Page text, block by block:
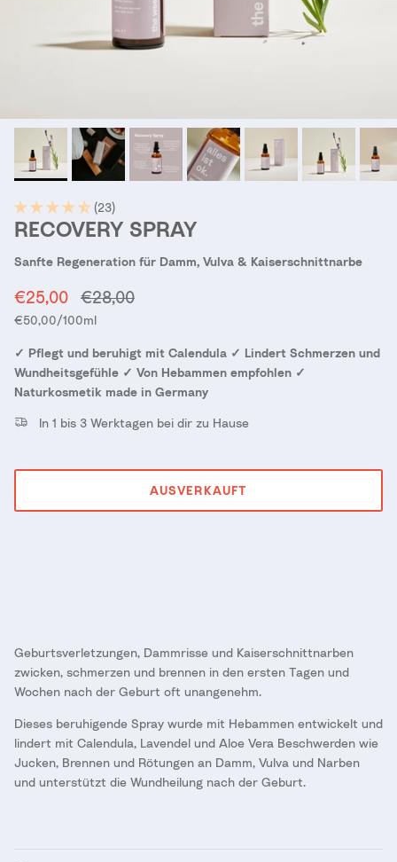
(23)
RECOVERY SPRAY
Sanfte Regeneration für Damm, Vulva & Kaiserschnittnarbe
Verkaufspreis
€25,00 Normaler Preis
€28,00
Grundpreis
€50,00/100ml
✓ Pflegt und beruhigt mit Calendula ✓ Lindert Schmerzen und
Wundheitsgefühle ✓ Von Hebammen empfohlen ✓
Naturkosmetik made in Germany
In 1 bis 3 Werktagen bei dir zu Hause
AUSVERKAUFT
Geburtsverletzungen, Dammrisse und Kaiserschnittnarben
zwicken, schmerzen und brennen in den ersten Tagen und
Wochen nach der Geburt oft unangenehm.
Dieses beruhigende Spray wurde mit Hebammen entwickelt und
lindert mit Calendula, Lavendel und Aloe Vera Beschwerden wie
Jucken, Brennen und Rötungen an Damm, Vulva und Narben
und unterstützt die Wundheilung nach der Geburt.